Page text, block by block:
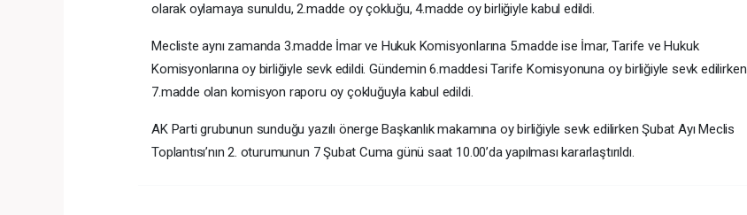
olarak oylamaya sunuldu, 2.madde oy çokluğu, 4.madde oy birliğiyle kabul edildi.
Mecliste aynı zamanda 3.madde İmar ve Hukuk Komisyonlarına 5.madde ise İmar, Tarife ve Hukuk
Komisyonlarına oy birliğiyle sevk edildi. Gündemin 6.maddesi Tarife Komisyonuna oy birliğiyle sevk edilirken
7.madde olan komisyon raporu oy çokluğuyla kabul edildi.
AK Parti grubunun sunduğu yazılı önerge Başkanlık makamına oy birliğiyle sevk edilirken Şubat Ayı Meclis
Toplantısı’nın 2. oturumunun 7 Şubat Cuma günü saat 10.00’da yapılması kararlaştırıldı.